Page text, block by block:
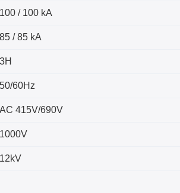
100 / 100 kA
85 / 85 kA
3H
50/60Hz
AC 415V/690V
1000V
12kV